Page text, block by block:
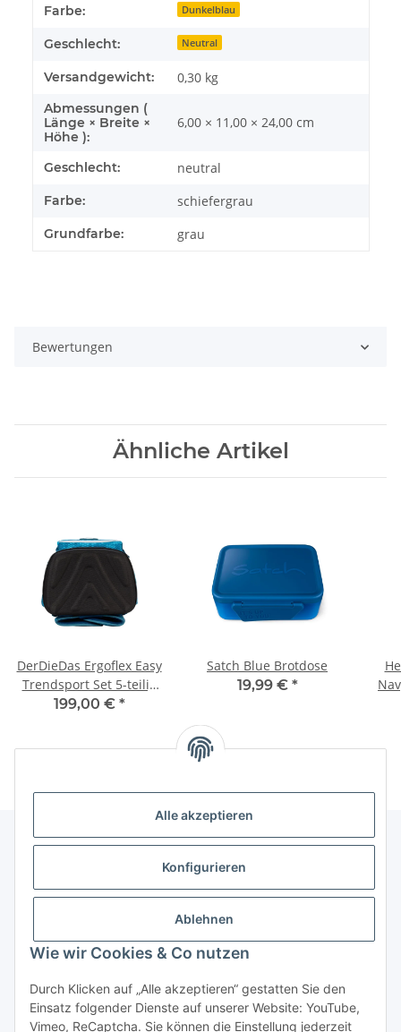
Alle akzeptieren
Konfigurieren
Ablehnen
Wie wir Cookies & Co nutzen
Durch Klicken auf „Alle akzeptieren“ gestatten Sie den
Einsatz folgender Dienste auf unserer Website: YouTube,
Vimeo, ReCaptcha. Sie können die Einstellung jederzeit
Produkteigenschaft
Wert
Farbe: Dunkelblau
Geschlecht: Neutral
Versandgewicht: 0,30 kg
Abmessungen (
Länge × Breite ×
Höhe ):
6,00 × 11,00 × 24,00 cm
Geschlecht: neutral
Farbe: schiefergrau
Grundfarbe: grau
Bewertungen
Ähnliche Artikel
DerDieDas Ergoflex Easy
Trendsport Set 5-teilig
Schulranzen
199,00 € *
Satch Blue Brotdose
19,99 € *
Gesetzliche Informationen
Vertrag widerrufen